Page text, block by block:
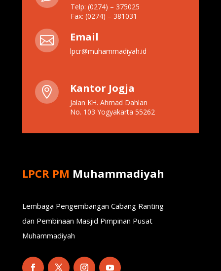
Telp: (0274) – 375025
Fax: (0274) – 381031
 Email
lpcr@muhammadiyah.id
 Kantor Jogja
Jalan KH. Ahmad Dahlan
No. 103 Yogyakarta 55262
LPCR PM Muhammadiyah
Lembaga Pengembangan Cabang Ranting
dan Pembinaan Masjid Pimpinan Pusat
Muhammadiyah